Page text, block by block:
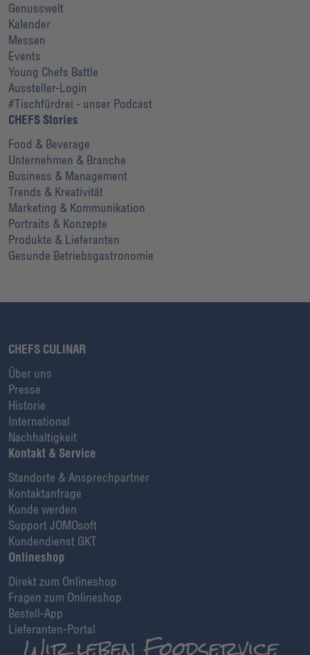
Genusswelt
Kalender
Messen
Events
Young Chefs Battle
Aussteller-Login
#Tischfürdrei - unser Podcast
CHEFS Stories
Food & Beverage
Unternehmen & Branche
Business & Management
Trends & Kreativität
Marketing & Kommunikation
Portraits & Konzepte
Produkte & Lieferanten
Gesunde Betriebsgastronomie
CHEFS CULINAR
Über uns
Presse
Historie
International
Nachhaltigkeit
Kontakt & Service
Standorte & Ansprechpartner
Kontaktanfrage
Kunde werden
Support JOMOsoft
Kundendienst GKT
Onlineshop
Direkt zum Onlineshop
Fragen zum Onlineshop
Bestell-App
Lieferanten-Portal